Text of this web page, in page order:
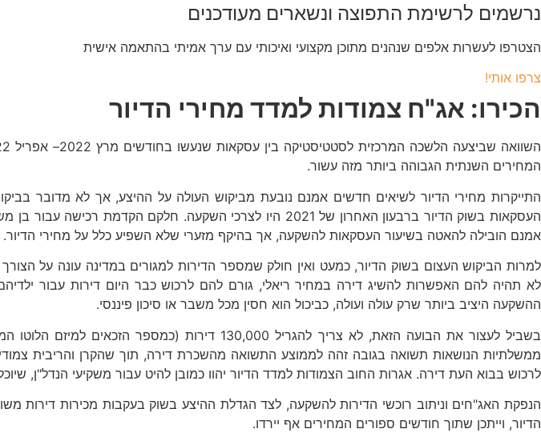
נרשמים לרשימת התפוצה ונשארים מעודכנים
הצטרפו לעשרות אלפים שנהנים מתוכן מקצועי ואיכותי עם ערך אמיתי בהתאמה אישית
צרפו אותי!
הכירו: אג"ח צמודות למדד מחירי הדיור
המחירים השנתית הגבוהה ביותר מזה עשור.
העסקאות בשוק הדיור ברבעון האחרון של 2021 היו לצרכי
אמנם הובילה להאטה בשיעור העסקאות להשקעה, אך בהיקף מזערי שלא השפיע כלל על מחירי הדיור.
למרות הביקוש העצום בשוק הדיור, כמעט ואין חולק שמספר הדירות למגורים במדינה עונה על
לא תהיה להם האפשרות להשיג דירה במחיר ריאלי, גורם להם לרכוש כבר היום דירות עבור
ההשקעה היציב ביותר שרק עולה ועולה, כביכול הוא חסין מכל משבר או סיכון פיננסי.
בשביל לעצור את הבועה הזאת, לא צריך להגריל 130,000 דירות (כמספר הזכאים למיזם הלוטו הממשלתי "דירה בהנחה"), אלא די בהנפקת
ממשלתיות הנושאות תשואה בגובה זהה לממוצע התשואה מהשכרת דירה, תוך שהקרן והריבית
לרכוש בבוא העת דירה. אגרות החוב הצמודות למדד הדיור יהוו כמובן להיט עבור משקיעי הנדל"ן,
הנפקת האג"חים וניתוב רוכשי הדירות להשקעה, לצד הגדלת ההיצע בשוק בעקבות מכירות דירות
הדיור, וייתכן שתוך חודשים ספורים המחירים אף יירדו.